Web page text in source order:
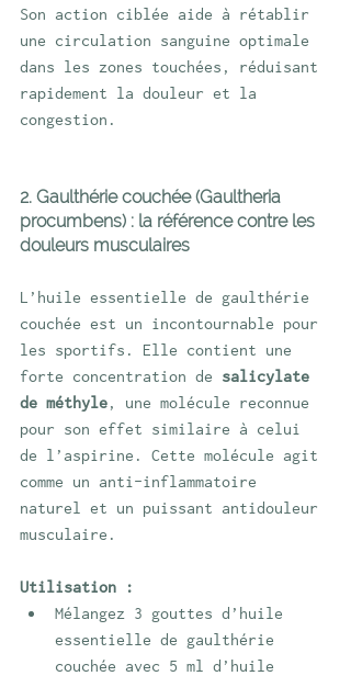
Son action ciblée aide à rétablir
une circulation sanguine optimale
dans les zones touchées, réduisant
rapidement la douleur et la
congestion.
2. Gaulthérie couchée (Gaultheria
procumbens) : la référence contre les
douleurs musculaires
L’huile essentielle de gaulthérie
couchée est un incontournable pour
les sportifs. Elle contient une
forte concentration de salicylate
de méthyle, une molécule reconnue
pour son effet similaire à celui
de l’aspirine. Cette molécule agit
comme un anti-inflammatoire
naturel et un puissant antidouleur
musculaire.
Utilisation :
Mélangez 3 gouttes d’huile
essentielle de gaulthérie
couchée avec 5 ml d’huile